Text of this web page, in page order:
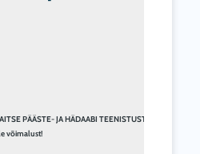
PÄÄSTE- JA HÄDAABI TEENISTUSTE
võimalust!